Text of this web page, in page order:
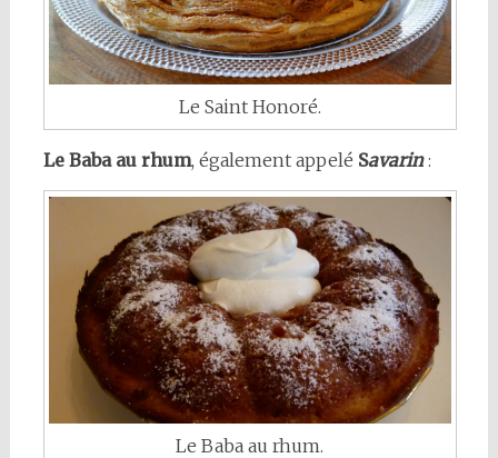
Le Saint Honoré.
Le Baba au rhum, également appelé Savarin:
Le Baba au rhum.